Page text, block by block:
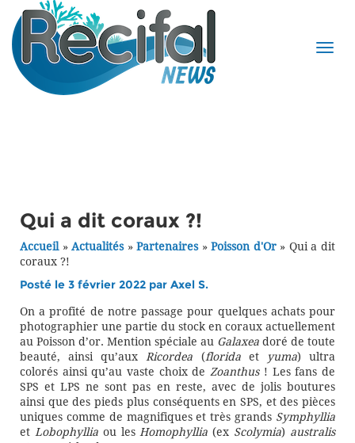
Qui a dit coraux ?!
Accueil»Actualités»Partenaires»Poisson d'Or» Qui a dit
coraux ?!
Posté le 3 février 2022 par Axel S.
On a profité de notre passage pour quelques achats pour
photographier une partie du stock en coraux actuellement
au Poisson d’or. Mention spéciale au Galaxea doré de toute
beauté, ainsi qu’auxRicordea (floridaet yuma) ultra
colorés ainsi qu’au vaste choix deZoanthus! Les fans de
SPS et LPS ne sont pas en reste, avec de jolis boutures
ainsi que des pieds plus conséquents en SPS, et des pièces
uniques comme de magnifiques et très grands Symphyllia
et Lobophyllia ou lesHomophyllia (ex Scolymia) australis